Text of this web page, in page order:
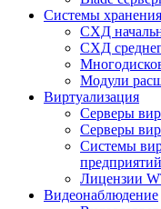
Системы
СХД
СХД
Модули
Виртуализация
Серверы
Серверы
Системы
предприятий
Лицензии
Видеонаблюдение